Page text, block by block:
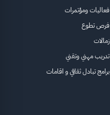
فعاليات ومؤتمرات
فرص تطوع
زمالات
تدريب مهني وتقني
برامج تبادل ثقافي و اقامات